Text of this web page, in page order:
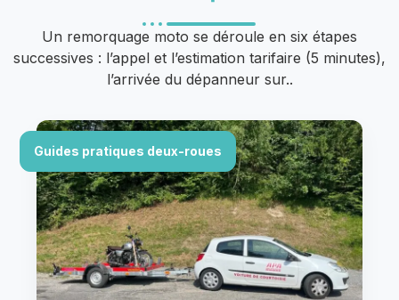
Un remorquage moto se déroule en six étapes
successives : l’appel et l’estimation tarifaire (5 minutes),
l’arrivée du dépanneur sur..
Guides pratiques deux-roues